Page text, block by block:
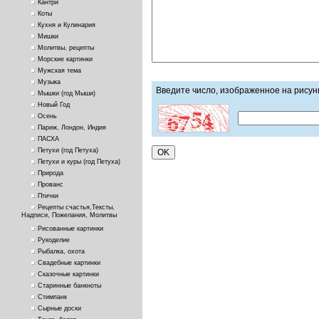
Кантри
Коты
Кухня и Кулинария
Мишки
Молитвы, рецепты
Морские картинки
Мужская тема
Музыка
Мышки (год Мыши)
Новый Год
Осень
Париж, Лондон, Индия
ПАСХА
Петухи (год Петуха)
Петухи и куры (год Петуха)
Природа
Прованс
Птички
Рецепты счастья,Тексты,
Надписи, Пожелания, Молитвы
Рисованные картинки
Рукоделие
Рыбалка, охота
Свадебные картинки
Сказочные картинки
Старинные банкноты
Стимпанк
Сырные доски
Введите число, изображенное на